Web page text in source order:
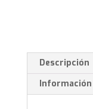
Descripción